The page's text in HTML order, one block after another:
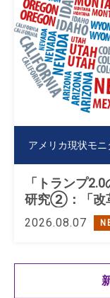
2026.08.07
「トランプ
研究②：「改
ャナン、ペロ
アメリカ現状モニ